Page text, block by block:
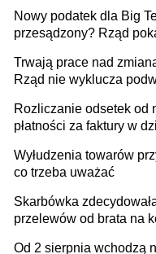
Nowy podatek dla Big
przesądzony? Rząd
Trwają prace nad
Rząd nie wyklucza
Rozliczanie odsetek od
płatności za faktury w
Wyłudzenia towarów
co trzeba uważać
Skarbówka
przelewów od brata na
Od 2 sierpnia wchodzą